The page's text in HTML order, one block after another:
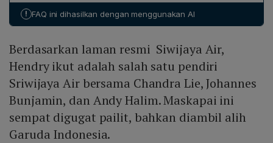
! FAQ ini dihasilkan dengan menggunakan AI
Berdasarkan laman resmi Siwijaya Air,
Hendry ikut adalah salah satu pendiri
Sriwijaya Air bersama Chandra Lie, Johannes
Bunjamin, dan Andy Halim. Maskapai ini
sempat digugat pailit, bahkan diambil alih
Garuda Indonesia.